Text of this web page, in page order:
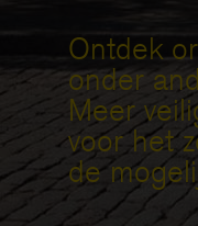
Ontdek
onder
Meer
voor het
de